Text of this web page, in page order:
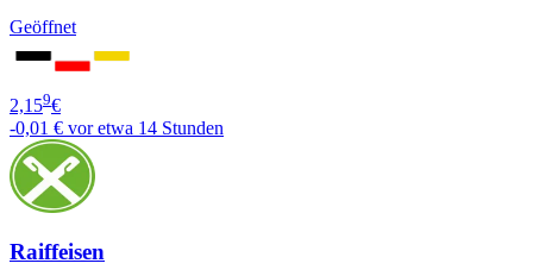
Geöffnet
2,159€
-0,01 € vor etwa 14 Stunden
Raiffeisen